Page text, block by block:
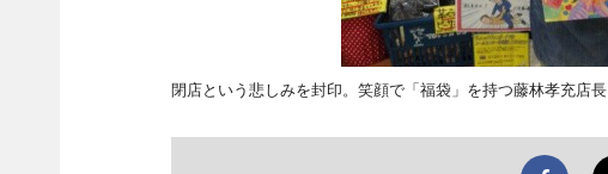
閉店という悲しみを封印。笑顔で「福袋」を持つ藤林孝充店長